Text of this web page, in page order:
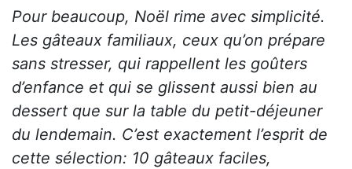
Pour beaucoup, Noël rime avec simplicité.
Les gâteaux familiaux, ceux qu’on prépare
sans stresser, qui rappellent les goûters
d’enfance et qui se glissent aussi bien au
dessert que sur la table du petit-déjeuner
du lendemain. C’est exactement l’esprit de
cette sélection: 10 gâteaux faciles,